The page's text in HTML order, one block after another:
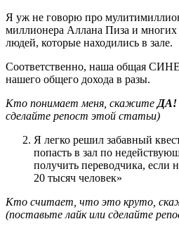
Я уж не говорю про
миллионера Аллана Пиза и
людей, которые находились в зале.
Соответственно, наша общая
нашего общего дохода в разы.
Кто понимает меня, скажите ДА!
сделайте репост этой статьи)
Я легко решил забавный
попасть в зал по
получить переводчика, если
20 тысяч человек»
Кто считает, что это круто,
(поставьте лайк или сделайте